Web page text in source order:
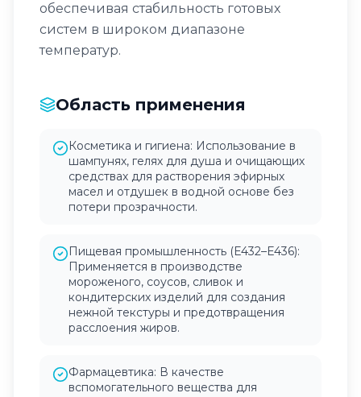
обеспечивая стабильность готовых
систем в широком диапазоне
температур.
Область применения
Косметика и гигиена: Использование в
шампунях, гелях для душа и очищающих
средствах для растворения эфирных
масел и отдушек в водной основе без
потери прозрачности.
Пищевая промышленность (Е432–Е436):
Применяется в производстве
мороженого, соусов, сливок и
кондитерских изделий для создания
нежной текстуры и предотвращения
расслоения жиров.
Фармацевтика: В качестве
вспомогательного вещества для